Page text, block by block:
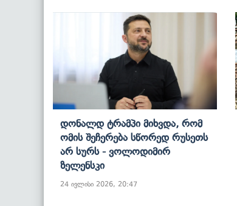
Დონალდ Ტრამპი Მიხვდა, Რომ
Ომის Შეჩერება Სწორედ Რუსეთს
Არ Სურს - Ვოლოდიმირ
Ზელენსკი
24 ივლისი 2026, 20:47